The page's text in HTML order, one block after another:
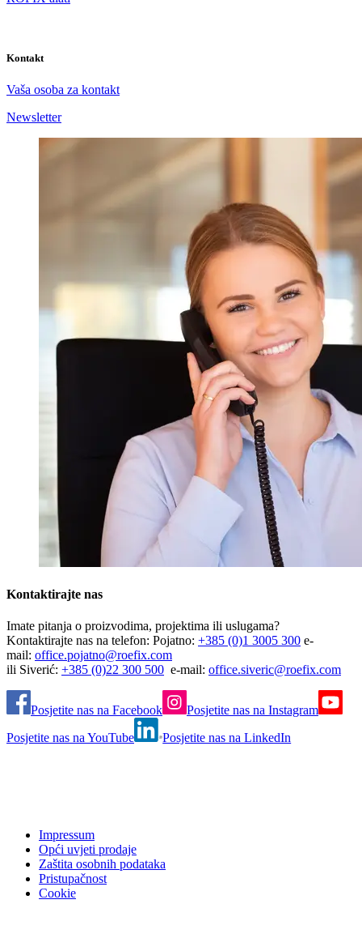
Kontakt
Vaša osoba za kontakt
Newsletter
Kontaktirajte nas
Imate pitanja o proizvodima, projektima ili uslugama?
Kontaktirajte nas na telefon: Pojatno: +385 (0)1 3005 300 e-
mail: office.pojatno@roefix.com
ili Siverić: +385 (0)22 300 500 e-mail: office.siveric@roefix.com
Posjetite nas na Facebook
Posjetite nas na Instagram
Posjetite nas na YouTube
Posjetite nas na LinkedIn
Impressum
Opći uvjeti prodaje
Zaštita osobnih podataka
Pristupačnost
Cookie